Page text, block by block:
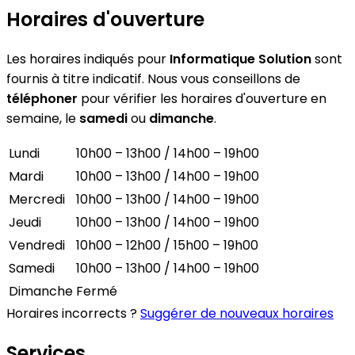
Horaires d'ouverture
Les horaires indiqués pour Informatique Solutionsont
fournis à titre indicatif. Nous vous conseillons de
téléphoner pour vérifier les horaires d'ouverture en
semaine, le samediou dimanche.
Lundi
10h00 – 13h00 / 14h00 – 19h00
Mardi
10h00 – 13h00 / 14h00 – 19h00
Mercredi
10h00 – 13h00 / 14h00 – 19h00
Jeudi
10h00 – 13h00 / 14h00 – 19h00
Vendredi
10h00 – 12h00 / 15h00 – 19h00
Samedi
10h00 – 13h00 / 14h00 – 19h00
Dimanche Fermé
Horaires incorrects ?Suggérer de nouveaux horaires